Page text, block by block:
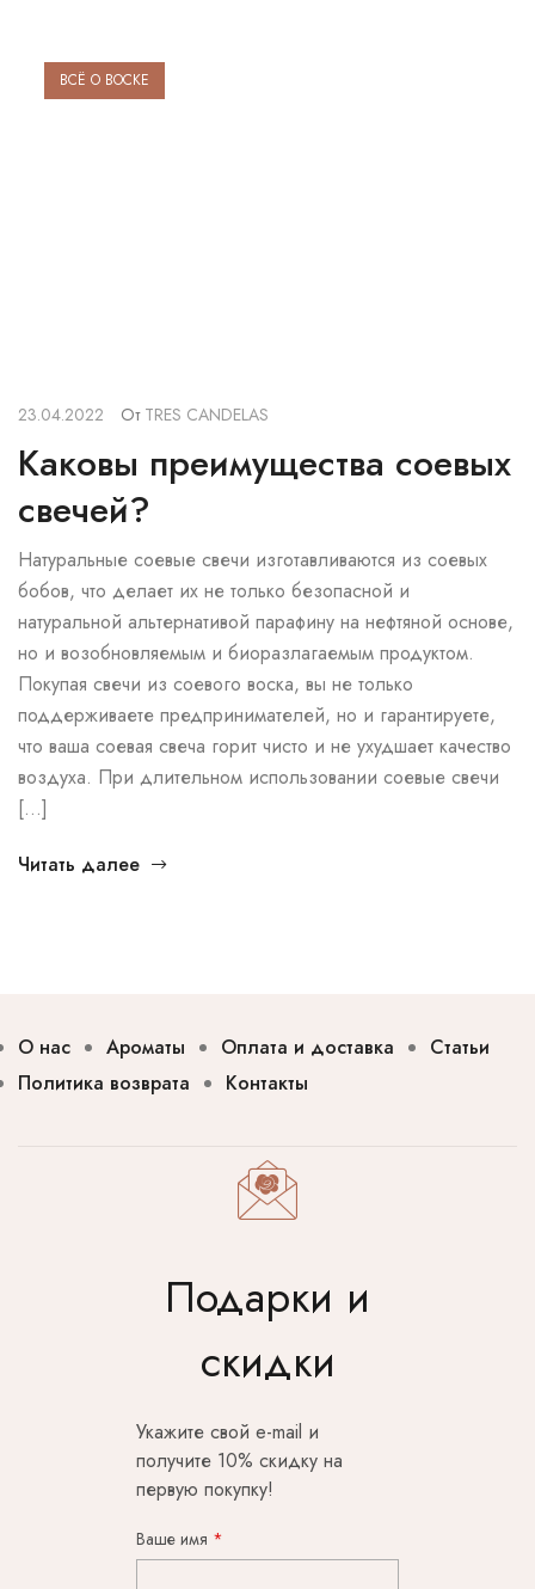
ВСЁ О ВОСКЕ
23.04.2022 От TRES CANDELAS
Каковы преимущества соевых
свечей?
Натуральные соевые свечи изготавливаются из соевых
бобов, что делает их не только безопасной и
натуральной альтернативой парафину на нефтяной основе,
но и возобновляемым и биоразлагаемым продуктом.
Покупая свечи из соевого воска, вы не только
поддерживаете предпринимателей, но и гарантируете,
что ваша соевая свеча горит чисто и не ухудшает качество
воздуха. При длительном использовании соевые свечи
[…]
Читать далее
О нас Ароматы Оплата и доставка
Статьи
Политика возврата
Контакты
Подарки и
скидки
Укажите свой e-mail и
получите 10% скидку на
первую покупку!
Ваше имя